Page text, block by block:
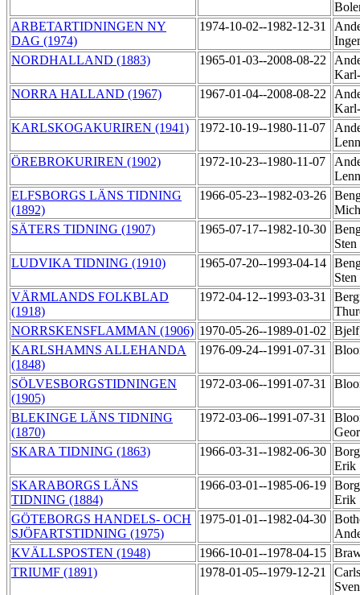
ARBETARTIDNINGEN NY
DAG (1974)
1974-10-02--1982-12-31
NORDHALLAND (1883)
1965-01-03--2008-08-22
NORRA HALLAND (1967)
1967-01-04--2008-08-22
KARLSKOGAKURIREN (1941)
1972-10-19--1980-11-07
ÖREBROKURIREN (1902)
1972-10-23--1980-11-07
ELFSBORGS LÄNS TIDNING
(1892)
1966-05-23--1982-03-26
SÄTERS TIDNING (1907)
1965-07-17--1982-10-30
Sten
LUDVIKA TIDNING (1910)
1965-07-20--1993-04-14
VÄRMLANDS FOLKBLAD
(1918)
1972-04-12--1993-03-31
NORRSKENSFLAMMAN (1906) 1970-05-26--1989-01-02
KARLSHAMNS ALLEHANDA
(1848)
1976-09-24--1991-07-31
SÖLVESBORGSTIDNINGEN
(1905)
1972-03-06--1991-07-31
BLEKINGE LÄNS TIDNING
(1870)
1972-03-06--1991-07-31
SKARA TIDNING (1863)
1966-03-31--1982-06-30
Erik
SKARABORGS LÄNS
TIDNING (1884)
1966-03-01--1985-06-19
Erik
GÖTEBORGS HANDELS- OCH
SJÖFARTSTIDNING (1975)
1975-01-01--1982-04-30
KVÄLLSPOSTEN (1948)
1966-10-01--1978-04-15
TRIUMF (1891)
1978-01-05--1979-12-21